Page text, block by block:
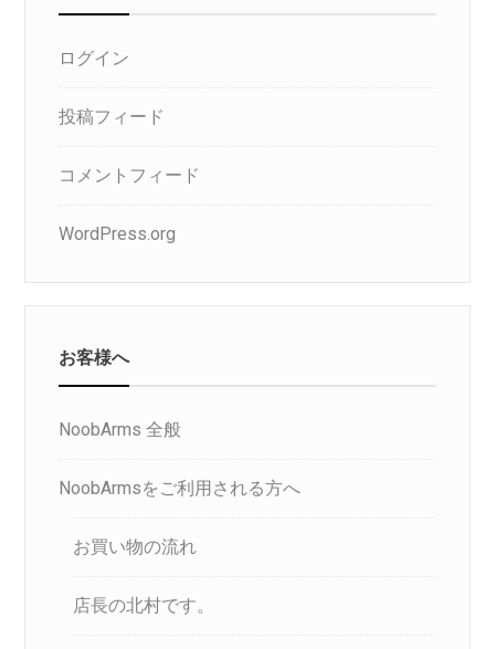
ログイン
投稿フィード
コメントフィード
WordPress.org
お客様へ
NoobArms 全般
NoobArmsをご利用される方へ
お買い物の流れ
店長の北村です。